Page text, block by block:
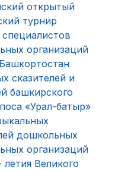
открытый
турнир
организаций
сказителей и
башкирского
«Урал-батыр»
дошкольных
организаций
летия Великого